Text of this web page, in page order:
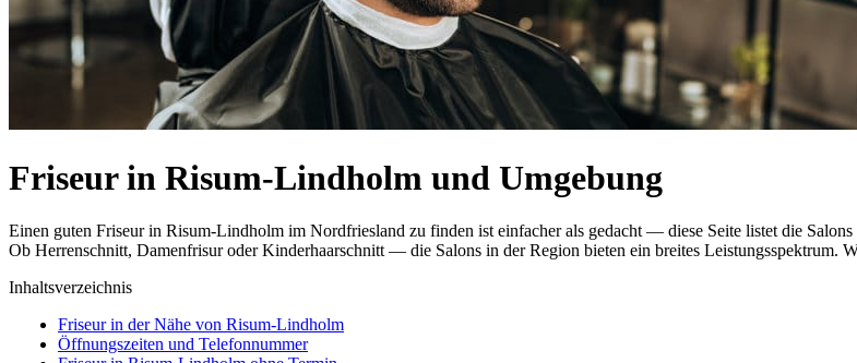
Friseur in Risum-Lindholm und Umgebung
Einen guten Friseur in Risum-Lindholm im Nordfriesland zu finden ist einfacher als gedacht — diese Seite listet die
Ob Herrenschnitt, Damenfrisur oder Kinderhaarschnitt — die Salons in der Region bieten ein breites Leistungsspektrum.
Inhaltsverzeichnis
Friseur in der Nähe von Risum-Lindholm
Öffnungszeiten und Telefonnummer